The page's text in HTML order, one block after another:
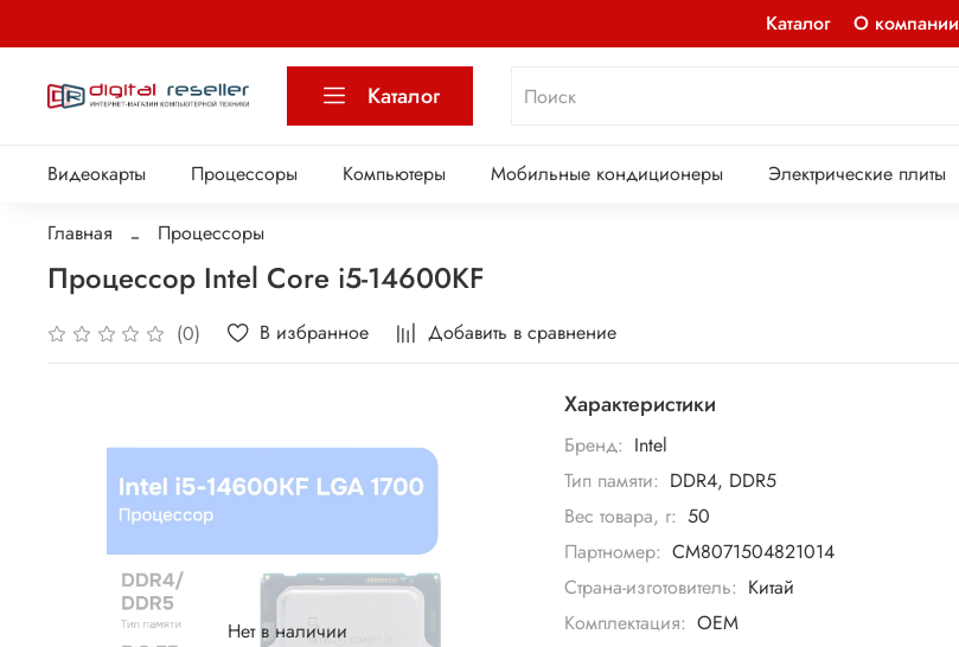
Каталог О компании
Каталог
Видеокарты Процессоры Компьютеры Мобильные кондиционеры Электрические плиты
Главная Процессоры
Процессор Intel Core i5-14600KF
(0) В избранное Добавить в сравнение
Нет в наличии
Характеристики
Бренд: Intel
Тип памяти: DDR4, DDR5
Вес товара, г: 50
Партномер: CM8071504821014
Страна-изготовитель: Китай
Комплектация: OEM